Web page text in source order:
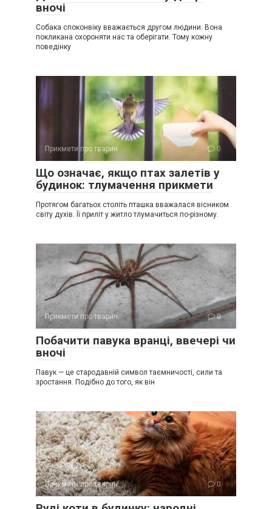
вночі
Собака споконвіку вважається другом людини. Вона
покликана охороняти нас та оберігати. Тому кожну
поведінку
Прикмети про тварин 0
Що означає, якщо птах залетів у
будинок: тлумачення прикмети
Протягом багатьох століть пташка вважалася вісником
світу духів. Її приліт у житло тлумачиться по-різному.
Прикмети про тварин 0
Побачити павука вранці, ввечері чи
вночі
Павук — це стародавній символ таємничості, сили та
зростання. Подібно до того, як він
Прикмети про тварин 0